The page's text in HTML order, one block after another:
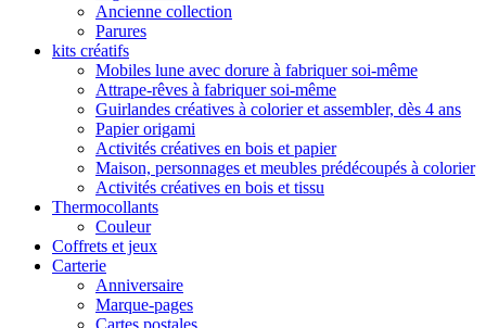
Ancienne collection
Parures
kits créatifs
Mobiles lune avec dorure à fabriquer soi-même
Attrape-rêves à fabriquer soi-même
Guirlandes créatives à colorier et assembler, dès 4 ans
Papier origami
Activités créatives en bois et papier
Maison, personnages et meubles prédécoupés à colorier
Activités créatives en bois et tissu
Thermocollants
Couleur
Coffrets et jeux
Carterie
Anniversaire
Marque-pages
Cartes postales